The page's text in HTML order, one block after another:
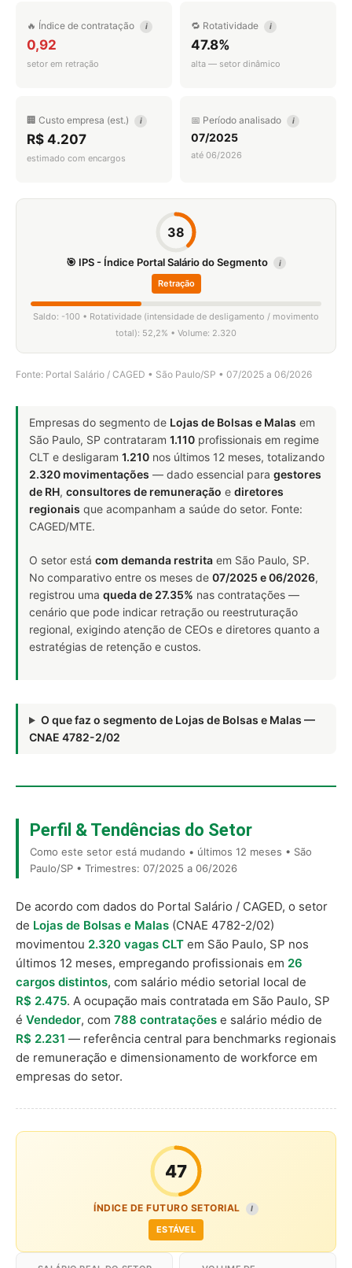
🔥 Índice de contratação i
0,92
setor em retração
🔁 Rotatividade i
47.8%
alta — setor dinâmico
🏢 Custo empresa (est.) i
R$ 4.207
estimado com encargos
📅 Período analisado i
07/2025
até 06/2026
38
🎯 IPS - Índice Portal Salário do Segmento i
Retração
Saldo: -100 • Rotatividade (intensidade de desligamento / movimento
total): 52,2% • Volume: 2.320
Fonte: Portal Salário / CAGED • São Paulo/SP • 07/2025 a 06/2026
Empresas do segmento de Lojas de Bolsas e Malas em
São Paulo, SP contrataram 1.110 profissionais em regime
CLT e desligaram 1.210 nos últimos 12 meses, totalizando
2.320 movimentações — dado essencial para gestores
de RH, consultores de remuneração e diretores
regionais que acompanham a saúde do setor. Fonte:
CAGED/MTE.
O setor está com demanda restrita em São Paulo, SP.
No comparativo entre os meses de 07/2025 e 06/2026,
registrou uma queda de 27.35% nas contratações —
cenário que pode indicar retração ou reestruturação
regional, exigindo atenção de CEOs e diretores quanto a
estratégias de retenção e custos.
O que faz o segmento de Lojas de Bolsas e Malas —
CNAE 4782-2/02
Perfil & Tendências do Setor
Como este setor está mudando • últimos 12 meses • São
Paulo/SP • Trimestres: 07/2025 a 06/2026
De acordo com dados do Portal Salário / CAGED, o setor
de Lojas de Bolsas e Malas (CNAE 4782-2/02)
movimentou 2.320 vagas CLT em São Paulo, SP nos
últimos 12 meses, empregando profissionais em 26
cargos distintos, com salário médio setorial local de
R$ 2.475. A ocupação mais contratada em São Paulo, SP
é Vendedor, com 788 contratações e salário médio de
R$ 2.231 — referência central para benchmarks regionais
de remuneração e dimensionamento de workforce em
empresas do setor.
47
ÍNDICE DE FUTURO SETORIAL I
ESTÁVEL